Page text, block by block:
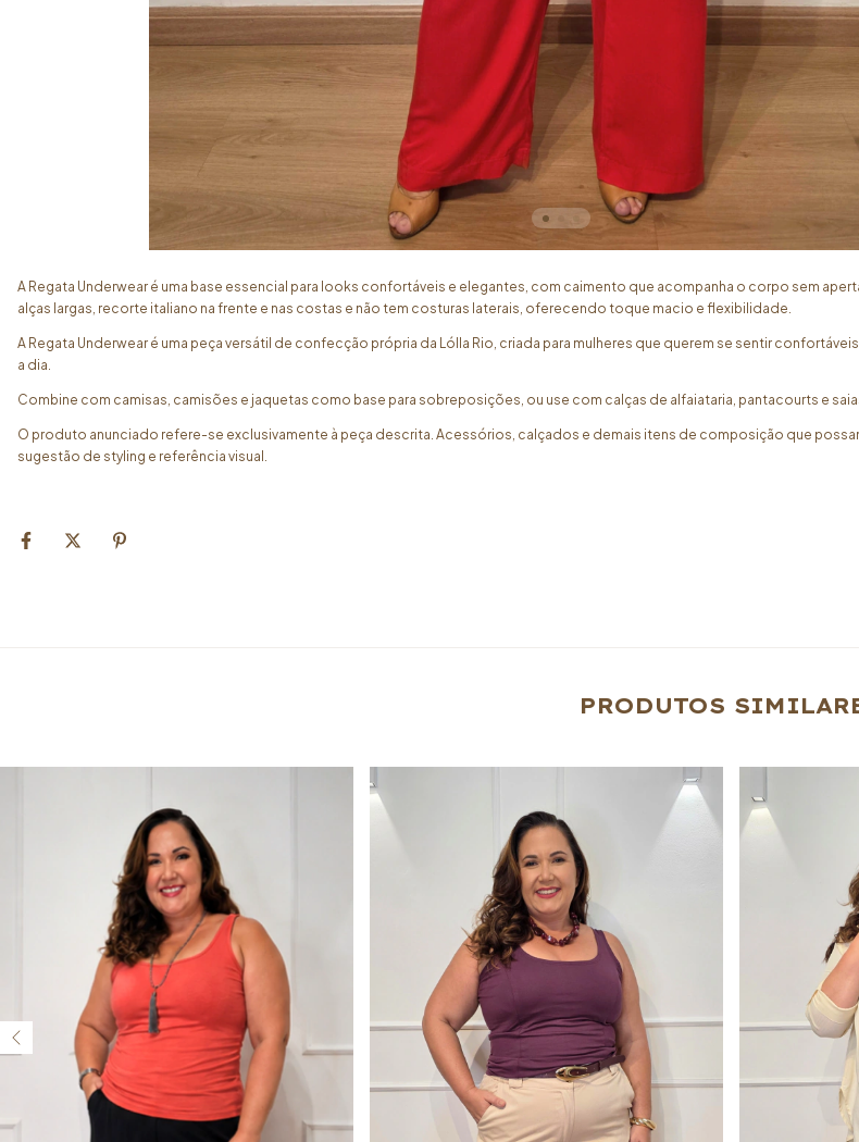
A Regata Underwear é uma base essencial para looks confortáveis e elegantes, com caimento que acompanha o corpo sem
alças largas, recorte italiano na frente e nas costas e não tem costuras laterais, oferecendo toque macio e flexibilidade.
A Regata Underwear é uma peça versátil de confecção própria da Lólla Rio, criada para mulheres que querem se sentir
a dia.
Combine com camisas, camisões e jaquetas como base para sobreposições, ou use com calças de alfaiataria, pantacourts e
O produto anunciado refere-se exclusivamente à peça descrita. Acessórios, calçados e demais itens de composição que
sugestão de styling e referência visual.
PRODUTOS